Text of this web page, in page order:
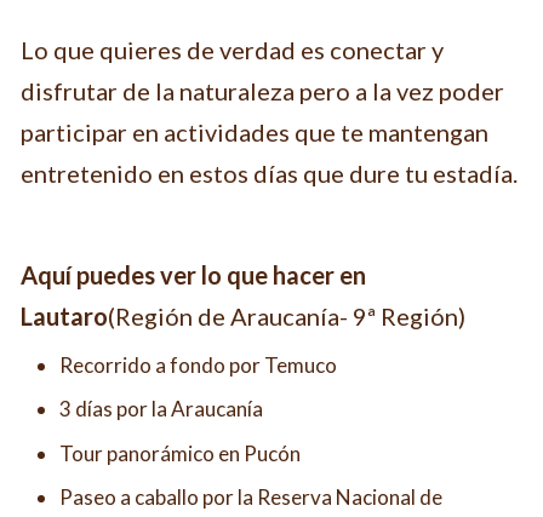
Lo que quieres de verdad es conectar y
disfrutar de la naturaleza pero a la vez poder
participar en actividades que te mantengan
entretenido en estos días que dure tu estadía.
Aquí puedes ver lo que hacer en
Lautaro(Región de Araucanía- 9ª Región)
Recorrido a fondo por Temuco
3 días por la Araucanía
Tour panorámico en Pucón
Paseo a caballo por la Reserva Nacional de